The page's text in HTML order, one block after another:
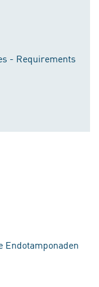
- Requirements